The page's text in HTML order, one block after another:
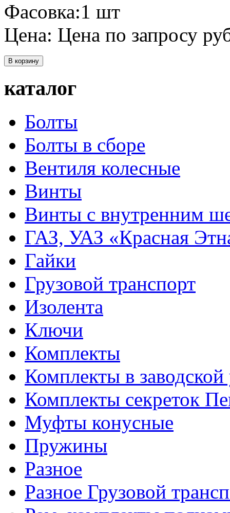
Фасовка:1 шт
Цена: Цена по запросу
В корзину
каталог
Болты
Болты в сборе
Вентиля колесные
Винты
Винты с внутренним
ГАЗ, УАЗ «Красная
Гайки
Грузовой транспорт
Изолента
Ключи
Комплекты
Комплекты в заводской
Комплекты секреток
Муфты конусные
Пружины
Разное
Разное Грузовой